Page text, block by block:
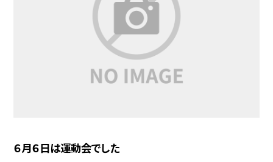
６月６日は運動会でした